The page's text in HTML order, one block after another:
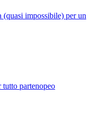
impossibile) per un
partenopeo